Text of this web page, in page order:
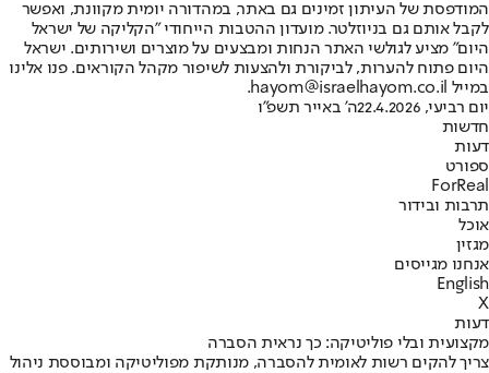
המודפסת של העיתון זמינים גם באתר, במהדורה יומית מקוונת, ואפשר
לקבל אותם גם בניוזלטר. מועדון ההטבות הייחודי "הקליקה של ישראל
היום" מציע לגולשי האתר הנחות ומבצעים על מוצרים ושירותים. ישראל
היום פתוח להערות, לביקורת ולהצעות לשיפור מקהל הקוראים. פנו אלינו
במייל hayom@israelhayom.co.il.
יום רביעי, 22.4.2026
ה' באייר תשפ"ו
חדשות
דעות
ספורט
ForReal
תרבות ובידור
אוכל
מגזין
אנחנו מגייסים
English
X
דעות
מקצועית ובלי פוליטיקה: כך נראית הסברה
צריך להקים רשות לאומית להסברה, מנותקת מפוליטיקה ומבוססת ניהול